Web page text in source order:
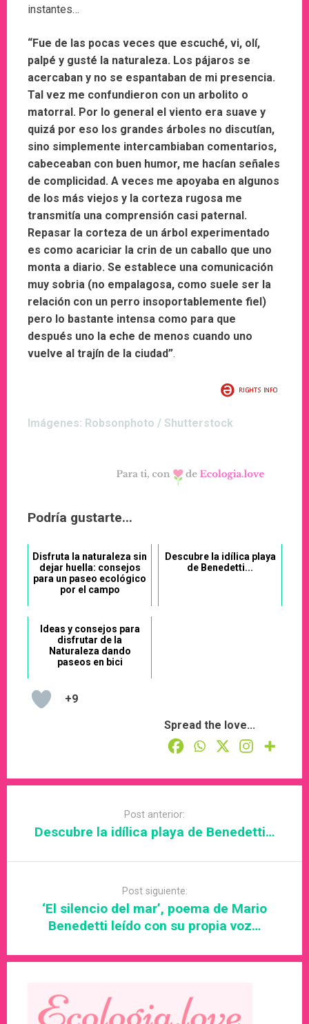
instantes…
“Fue de las pocas veces que escuché, vi, olí,
palpé y gusté la naturaleza. Los pájaros se
acercaban y no se espantaban de mi presencia.
Tal vez me confundieron con un arbolito o
matorral. Por lo general el viento era suave y
quizá por eso los grandes árboles no discutían,
sino simplemente intercambiaban comentarios,
cabeceaban con buen humor, me hacían señales
de complicidad. A veces me apoyaba en algunos
de los más viejos y la corteza rugosa me
transmitía una comprensión casi paternal.
Repasar la corteza de un árbol experimentado
es como acariciar la crin de un caballo que uno
monta a diario. Se establece una comunicación
muy sobria (no empalagosa, como suele ser la
relación con un perro insoportablemente fiel)
pero lo bastante intensa como para que
después uno la eche de menos cuando uno
vuelve al trajín de la ciudad”.
Imágenes: Robsonphoto / Shutterstock
Podría gustarte...
Disfruta la naturaleza sin
dejar huella: consejos
para un paseo ecológico
por el campo
Descubre la idílica playa
de Benedetti...
Ideas y consejos para
disfrutar de la
Naturaleza dando
paseos en bici
+9
Spread the love...
Post anterior:
Descubre la idílica playa de Benedetti…
Post siguiente:
‘El silencio del mar’, poema de Mario
Benedetti leído con su propia voz…